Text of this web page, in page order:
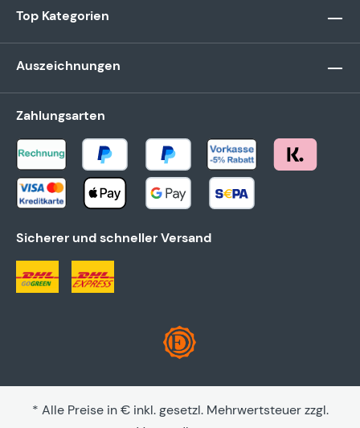
Top Kategorien
Auszeichnungen
Zahlungsarten
Sicherer und schneller Versand
* Alle Preise in € inkl. gesetzl. Mehrwertsteuer zzgl.